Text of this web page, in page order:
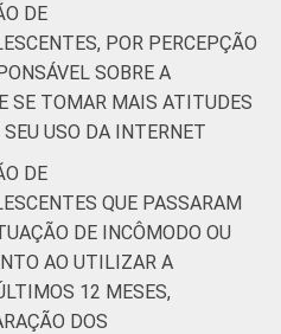
DE
POR PERCEPÇÃO
SOBRE A
SE TOMAR MAIS ATITUDES
USO DA INTERNET
DE
QUE PASSARAM
DE INCÔMODO OU
AO UTILIZAR A
12 MESES,
DOS